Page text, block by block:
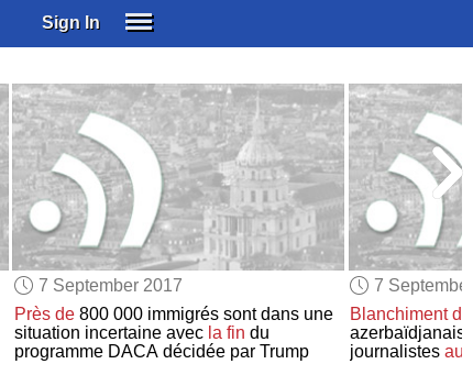
Sign In
SUBSCRIBE
EDUCATIONAL LICENSES
GIFT CARDS
OTHER LANGUAGES
ABOUT US
ALEXA
ADJUST COLORS
7 September 2017
Près de800 000 immigrés sont dans une
situation incertaine avec la fin du
programme DACA décidée par Trump
7
Blanchiment
azerbaïdjanais
journalistes